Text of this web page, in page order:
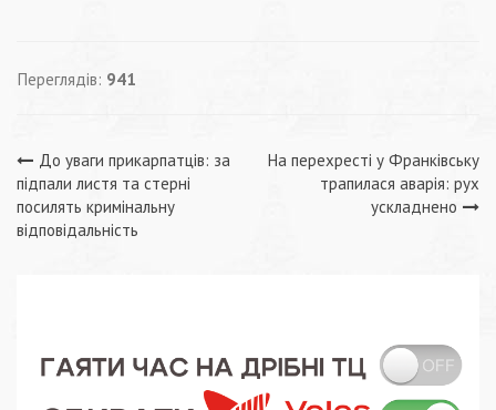
Переглядів: 941
Навігація
записів
До уваги прикарпатців: за
підпали листя та стерні
посилять кримінальну
відповідальність
На перехресті у Франківську
трапилася аварія: рух
ускладнено